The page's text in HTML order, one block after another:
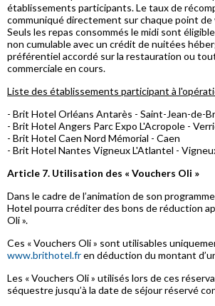
établissements participants. Le taux de
communiqué directement sur chaque point
Seuls les repas consommés le midi sont
non cumulable avec un crédit de nuitées
préférentiel accordé sur la restauration ou
commerciale en cours.
Liste des établissements participant à
- Brit Hotel Orléans Antarès - Saint-Jean-de-
- Brit Hotel Angers Parc Expo L'Acropole -
- Brit Hotel Caen Nord Mémorial - Caen
- Brit Hotel Nantes Vigneux L'Atlantel -
Article 7. Utilisation des « Vouchers Oli »
Dans le cadre de l’animation de son
Hotel pourra créditer des bons de réduction
Oli ».
Ces « Vouchers Oli » sont utilisables
www.brithotel.fren déduction du montant
Les « Vouchers Oli » utilisés lors de ces
séquestre jusqu’à la date de séjour réservé